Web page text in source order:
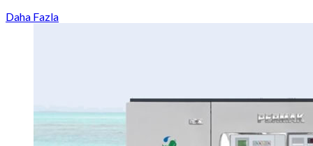
Daha Fazla